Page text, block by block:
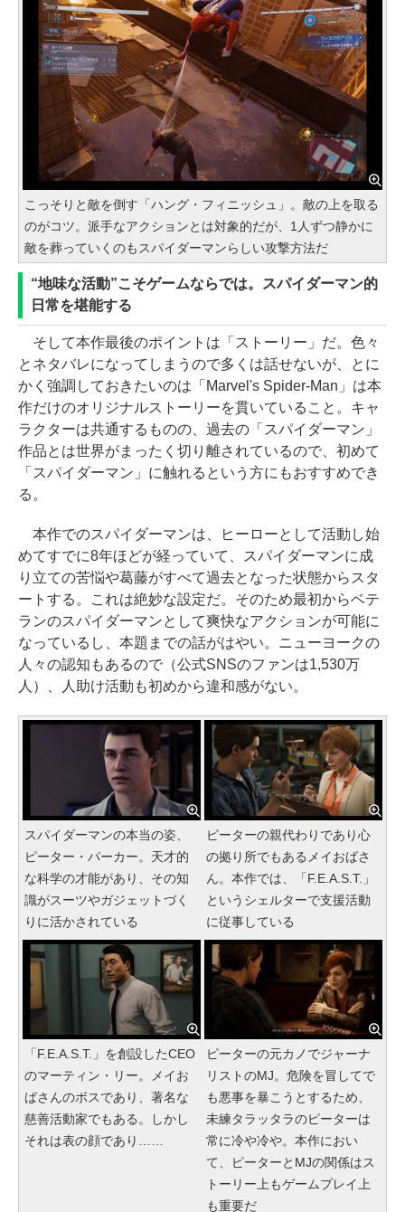
こっそりと敵を倒す「ハング・フィニッシュ」。敵の上を取る
のがコツ。派手なアクションとは対象的だが、1人ずつ静かに
敵を葬っていくのもスパイダーマンらしい攻撃方法だ
“地味な活動”こそゲームならでは。スパイダーマン的
日常を堪能する
そして本作最後のポイントは「ストーリー」だ。色々
とネタバレになってしまうので多くは話せないが、とに
かく強調しておきたいのは「Marvel's Spider-Man」は本
作だけのオリジナルストーリーを貫いていること。キャ
ラクターは共通するものの、過去の「スパイダーマン」
作品とは世界がまったく切り離されているので、初めて
「スパイダーマン」に触れるという方にもおすすめでき
る。
本作でのスパイダーマンは、ヒーローとして活動し始
めてすでに8年ほどが経っていて、スパイダーマンに成
り立ての苦悩や葛藤がすべて過去となった状態からスタ
ートする。これは絶妙な設定だ。そのため最初からベテ
ランのスパイダーマンとして爽快なアクションが可能に
なっているし、本題までの話がはやい。ニューヨークの
人々の認知もあるので（公式SNSのファンは1,530万
人）、人助け活動も初めから違和感がない。
スパイダーマンの本当の姿、
ピーター・パーカー。天才的
な科学の才能があり、その知
識がスーツやガジェットづく
りに活かされている
ピーターの親代わりであり心
の拠り所でもあるメイおばさ
ん。本作では、「F.E.A.S.T.」
というシェルターで支援活動
に従事している
「F.E.A.S.T.」を創設したCEO
のマーティン・リー。メイお
ばさんのボスであり、著名な
慈善活動家でもある。しかし
それは表の顔であり……
ピーターの元カノでジャーナ
リストのMJ。危険を冒してで
も悪事を暴こうとするため、
未練タラッタラのピーターは
常に冷や冷や。本作におい
て、ピーターとMJの関係はス
トーリー上もゲームプレイ上
も重要だ